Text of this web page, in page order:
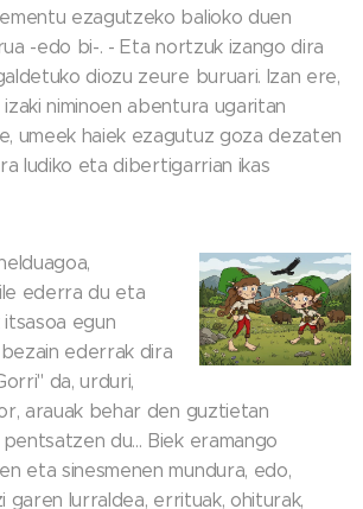
ezagutzeko balioko duen
-edo bi-. - Eta nortzuk izango dira
diozu zeure buruari. Izan ere,
niminoen abentura ugaritan
umeek haiek ezagutuz goza dezaten
ludiko eta dibertigarrian ikas
ederra du eta
egun
ederrak dira
da, urduri,
arauak behar den guztietan
du... Biek eramango
eta sinesmenen mundura, edo,
garen lurraldea, errituak, ohiturak,